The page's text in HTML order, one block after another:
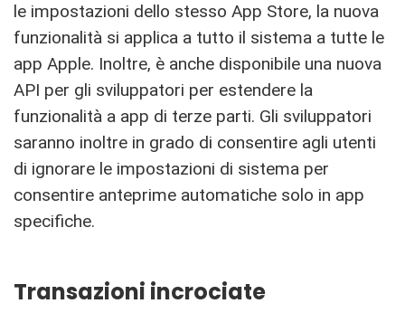
le impostazioni dello stesso App Store, la nuova
funzionalità si applica a tutto il sistema a tutte le
app Apple. Inoltre, è anche disponibile una nuova
API per gli sviluppatori per estendere la
funzionalità a app di terze parti. Gli sviluppatori
saranno inoltre in grado di consentire agli utenti
di ignorare le impostazioni di sistema per
consentire anteprime automatiche solo in app
specifiche.
Transazioni incrociate